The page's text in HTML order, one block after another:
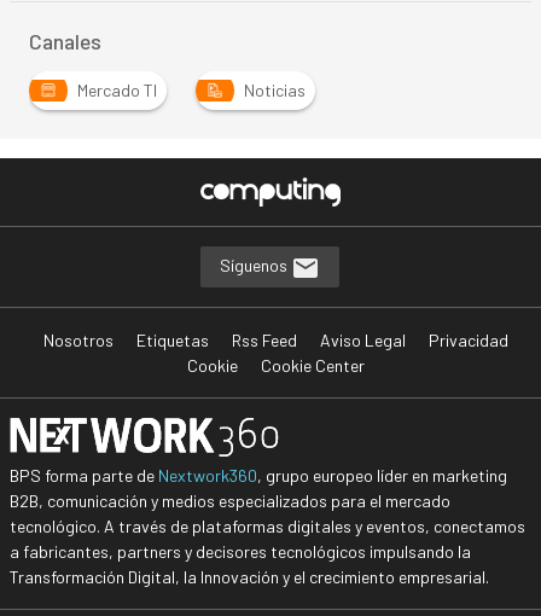
Canales
Mercado TI Noticias
Síguenos
Nosotros Etiquetas Rss Feed Aviso Legal
Privacidad
Cookie
Cookie Center
BPS forma parte de Nextwork360, grupo europeo líder en marketing
B2B, comunicación y medios especializados para el mercado
tecnológico. A través de plataformas digitales y eventos, conectamos
a fabricantes, partners y decisores tecnológicos impulsando la
Transformación Digital, la Innovación y el crecimiento empresarial.